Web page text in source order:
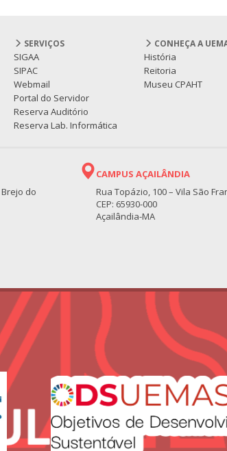
SERVIÇOS
SIGAA
SIPAC
Webmail
Portal do Servidor
Reserva Auditório
Reserva Lab. Informática
CONHEÇA A
História
Reitoria
Museu CPAHT
do
CAMPUS AÇAILÂNDIA
Rua Topázio, 100 – Vila São
CEP: 65930-000
Açailândia-MA